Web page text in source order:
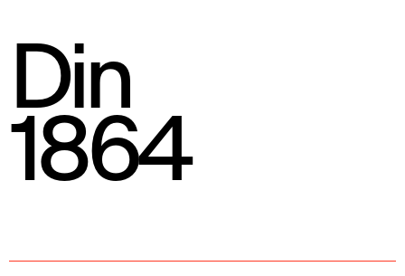
Din
1864